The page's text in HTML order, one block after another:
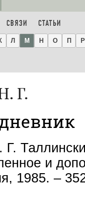
СВЯЗИ СТАТЬИ
Л М Н О П Р
Г.
и
1985. –